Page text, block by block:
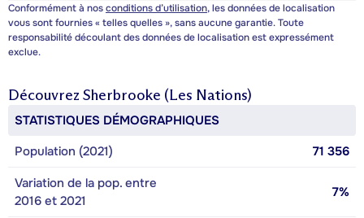
Conformément à nosconditions d’utilisation, les données de localisation
vous sont fournies « telles quelles », sans aucune garantie. Toute
responsabilité découlant des données de localisation est expressément
exclue.
Découvrez Sherbrooke (Les Nations)
STATISTIQUES DÉMOGRAPHIQUES
Population (2021)
71 356
Variation de la pop. entre
2016 et 2021
7%